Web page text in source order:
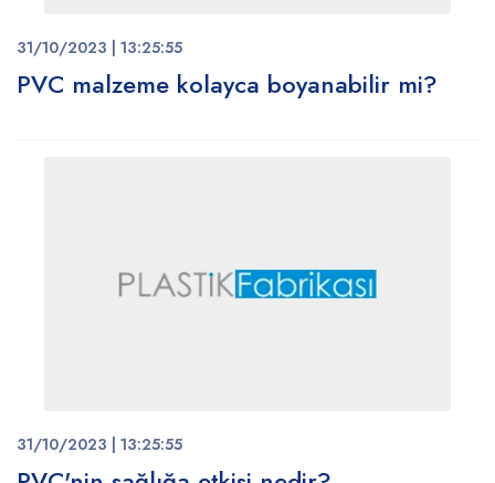
31/10/2023 | 13:25:55
PVC malzeme kolayca boyanabilir mi?
31/10/2023 | 13:25:55